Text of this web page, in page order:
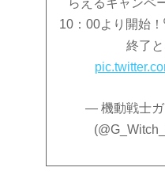
らえるキャンペ
10：00より開始
終了と
— 機動戦士ガ